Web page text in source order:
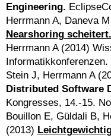
Engineering.
Herrmann A, Daneva
Nearshoring
Herrmann A (2014)
Stein J, Herrmann A
Distributed Software
Kongresses, 14.-15.
Bouillon E, Güldali B,
(2013)